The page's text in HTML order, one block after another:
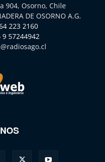
904, Osorno, Chile
DE OSORNO A.G.
223 2160
9 57244942